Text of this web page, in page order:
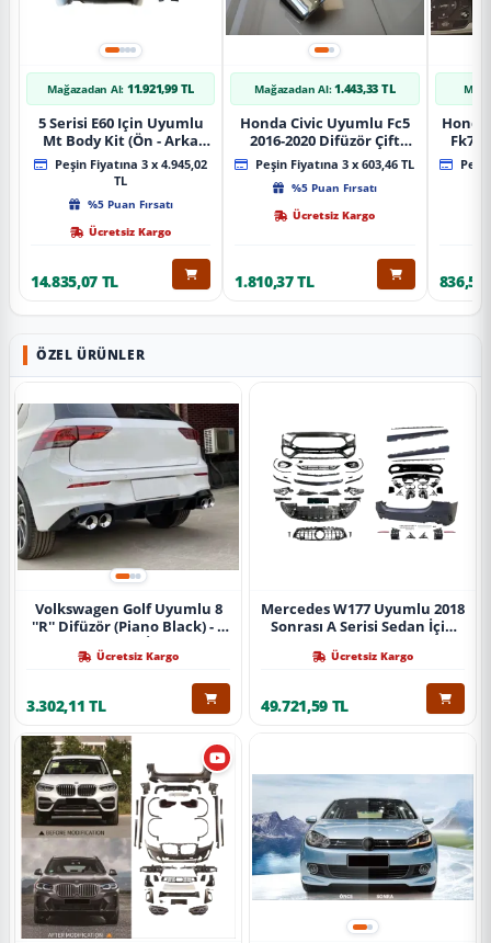
Mağazadan Al: 11.921,99 TL
5 Serisi E60 Için Uyumlu
Mt Body Kit (Ön - Arka
Tampon -Marspiyel )
Peşin Fiyatına 3 x 4.945,02
TL
%5 Puan Fırsatı
Ücretsiz Kargo
14.835,07 TL
Mağazadan Al: 1.443,33 TL
Honda Civic Uyumlu Fc5
2016-2020 Difüzör Çift
Çıkış İçin Egzoz Seti
Peşin Fiyatına 3 x 603,46 TL
%5 Puan Fırsatı
Ücretsiz Kargo
1.810,37 TL
Fk7
836,51
ÖZEL ÜRÜNLER
Volkswagen Golf Uyumlu 8
''R'' Difüzör (Piano Black) - 4
Paket İçin)
Ücretsiz Kargo
3.302,11 TL
Mercedes W177 Uyumlu 2018
Sonrası A Serisi Sedan İçin
Tamponlu Set)
Ücretsiz Kargo
49.721,59 TL